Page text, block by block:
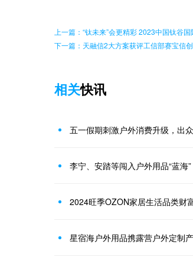
上一篇：“钛未来”会更精彩 2023中国钛谷
下一篇：天融信2大方案获评工信部赛宝信
相关快讯
五一假期刺激户外消费升级，出
李宁、安踏等闯入户外用品“蓝海
2024旺季OZON家居生活品类财
星宿海户外用品携露营户外定制